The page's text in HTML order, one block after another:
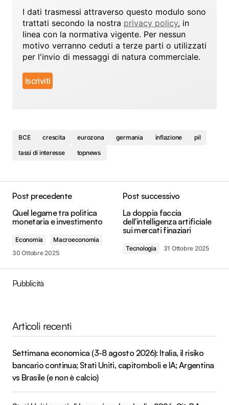
I dati trasmessi attraverso questo modulo sono
trattati secondo la nostra privacy policy, in
linea con la normativa vigente. Per nessun
motivo verranno ceduti a terze parti o utilizzati
per l'invio di messaggi di natura commerciale.
BCE crescita eurozona germania inflazione
pil
tassi di interesse
topnews
Post precedente
Quel legame tra politica
monetaria e investimento
Economia
Macroeconomia
30 Ottobre 2025
Post successivo
La doppia faccia
dell'intelligenza artificiale
sui mercati finaziari
Tecnologia 31 Ottobre 2025
Pubblicità
Articoli recenti
Settimana economica (3-8 agosto 2026): Italia, il risiko
bancario continua; Stati Uniti, capitomboli e IA; Argentina
vs Brasile (e non è calcio)